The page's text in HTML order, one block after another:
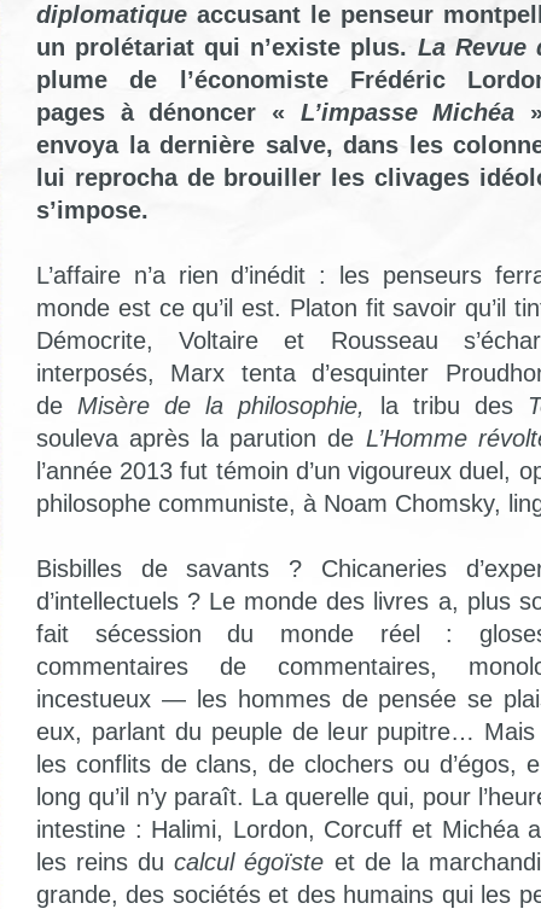
diplomatique accusant le penseur
un prolétariat qui n’existe plus. La Revue
plume de l’économiste Frédéric
pages à dénoncer « L’impasse Michéa
envoya la dernière salve, dans les
lui reprocha de brouiller les clivages
s’impose.
L’affaire n’a rien d’inédit : les penseurs
monde est ce qu’il est. Platon fit savoir qu’il
Démocrite, Voltaire et Rousseau
interposés, Marx tenta d’esquinter
de Misère de la philosophie, la tribu des
souleva après la parution de L’Homme
l’année 2013 fut témoin d’un vigoureux duel,
philosophe communiste, à Noam Chomsky,
Bisbilles de savants ? Chicaneries
d’intellectuels ? Le monde des livres a, plus
fait sécession du monde réel :
commentaires de commentaires,
incestueux — les hommes de pensée se
eux, parlant du peuple de leur pupitre…
les conflits de clans, de clochers ou d’égos,
long qu’il n’y paraît. La querelle qui, pour
intestine : Halimi, Lordon, Corcuff et Michéa
les reins ducalcul égoïste et de la
grande, des sociétés et des humains qui les